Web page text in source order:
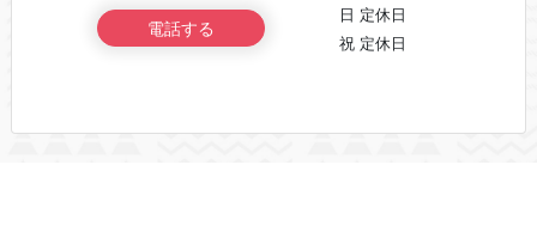
電話する
日 定休日
祝 定休日